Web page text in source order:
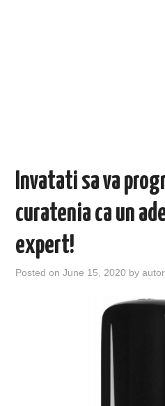
Invatati sa va
curatenia ca un
expert!
Posted onJune 15, 2020 by